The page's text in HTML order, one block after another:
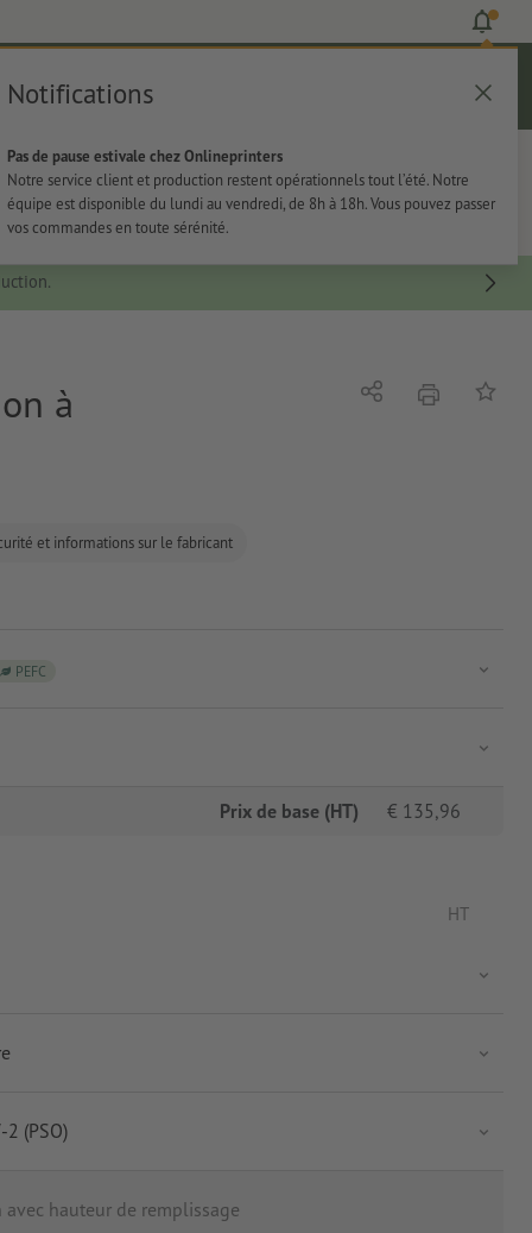
Notifications
Pas de pause estivale chez Onlineprinters
Notre service client et production restent opérationnels tout l’été. Notre
équipe est disponible du lundi au vendredi, de 8h à 18h. Vous pouvez passer
vos commandes en toute sérénité.
Panier
Papeterie Autocollants
à
et informations sur le fabricant
Partagerimprimer
PEFC
Prix de base (HT) € 135,96
HT
2 (PSO)
hauteur de remplissage